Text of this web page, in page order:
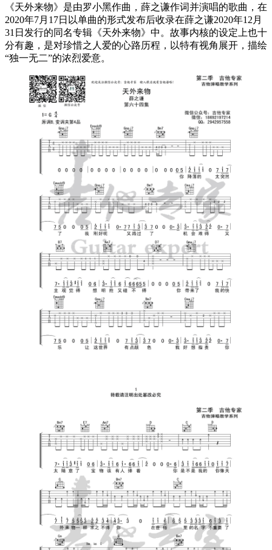
《天外来物》是由罗小黑作曲，薛之谦作词并演唱的歌曲，在
2020年7月17日以单曲的形式发布后收录在薛之谦2020年12月
31日发行的同名专辑《天外来物》中。故事内核的设定上也十
分有趣，是对珍惜之人爱的心路历程，以特有视角展开，描绘
“独一无二”的浓烈爱意。